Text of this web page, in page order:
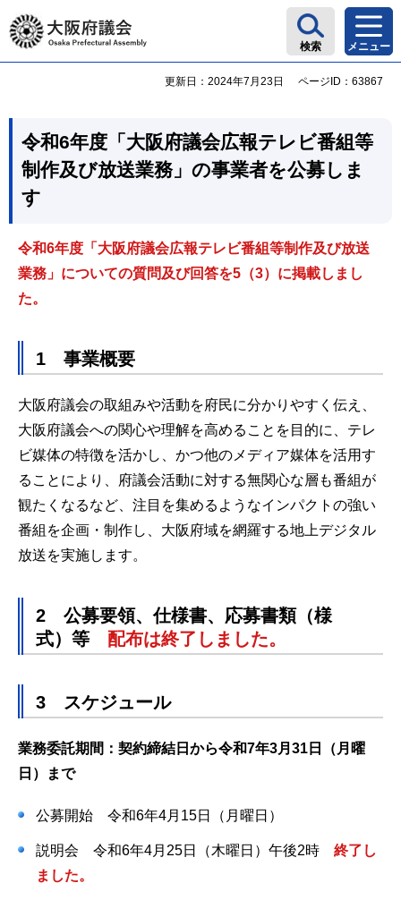
大阪府議会
検索 メニュー
更新日：2024年7月23日 ページID：63867
令和6年度「大阪府議会広報テレビ番組等
制作及び放送業務」の事業者を公募しま
す
令和6年度「大阪府議会広報テレビ番組等制作及び放送
業務」についての質問及び回答を5（3）に掲載しまし
た。
1 事業概要
大阪府議会の取組みや活動を府民に分かりやすく伝え、
大阪府議会への関心や理解を高めることを目的に、テレ
ビ媒体の特徴を活かし、かつ他のメディア媒体を活用す
ることにより、府議会活動に対する無関心な層も番組が
観たくなるなど、注目を集めるようなインパクトの強い
番組を企画・制作し、大阪府域を網羅する地上デジタル
放送を実施します。
2 公募要領、仕様書、応募書類（様
式）等 配布は終了しました。
3 スケジュール
業務委託期間：契約締結日から令和7年3月31日（月曜
日）まで
公募開始 令和6年4月15日（月曜日）
説明会 令和6年4月25日（木曜日）午後2時 終了し
ました。